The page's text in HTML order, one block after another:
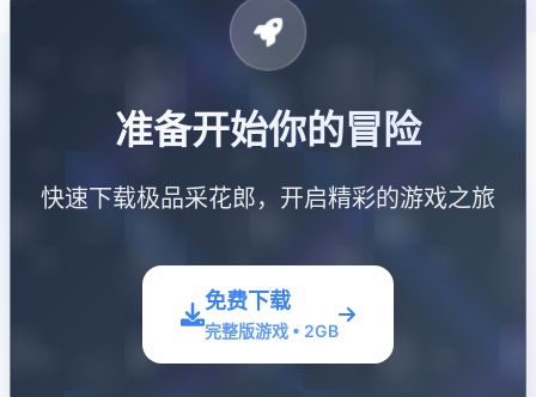
准备开始你的冒险
快速下载极品采花郎，开启精彩的游戏之旅
免费下载
完整版游戏 • 2GB